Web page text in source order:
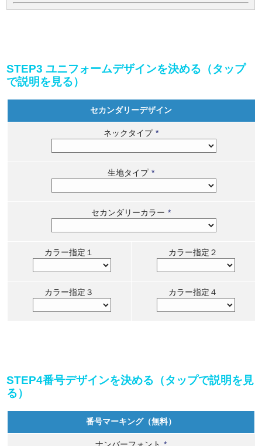
STEP3 ユニフォームデザインを決める（タップ
で説明を見る）
セカンダリーデザイン
ネックタイプ *
生地タイプ *
セカンダリーカラー *
カラー指定１ カラー指定２
カラー指定３ カラー指定４
STEP4番号デザインを決める（タップで説明を見
る）
番号マーキング（無料）
ナンバーフォント *